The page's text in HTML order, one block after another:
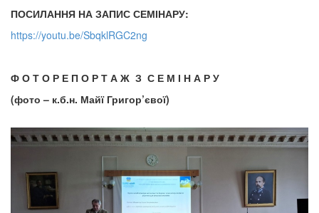
ПОСИЛАННЯ НА ЗАПИС СЕМІНАРУ:
https://youtu.be/SbqklRGC2ng
Ф О Т О Р Е П О Р Т А Ж З С Е М І Н А Р У
(фото – к.б.н. Майї Григор’євої)